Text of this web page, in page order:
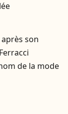
son
de la mode